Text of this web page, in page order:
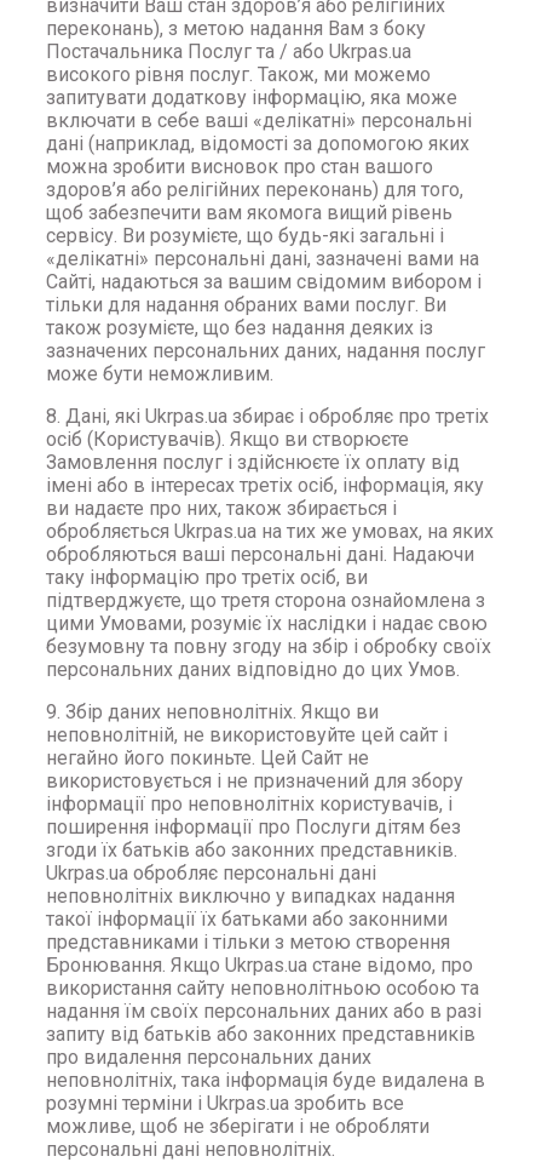
визначити Ваш стан здоров’я або релігійних
переконань), з метою надання Вам з боку
Постачальника Послуг та / або Ukrpas.ua
високого рівня послуг. Також, ми можемо
запитувати додаткову інформацію, яка може
включати в себе ваші «делікатні» персональні
дані (наприклад, відомості за допомогою яких
можна зробити висновок про стан вашого
здоров’я або релігійних переконань) для того,
щоб забезпечити вам якомога вищий рівень
сервісу. Ви розумієте, що будь-які загальні і
«делікатні» персональні дані, зазначені вами на
Сайті, надаються за вашим свідомим вибором і
тільки для надання обраних вами послуг. Ви
також розумієте, що без надання деяких із
зазначених персональних даних, надання послуг
може бути неможливим.
8. Дані, які Ukrpas.ua збирає і обробляє про третіх
осіб (Користувачів). Якщо ви створюєте
Замовлення послуг і здійснюєте їх оплату від
імені або в інтересах третіх осіб, інформація, яку
ви надаєте про них, також збирається і
обробляється Ukrpas.ua на тих же умовах, на яких
обробляються ваші персональні дані. Надаючи
таку інформацію про третіх осіб, ви
підтверджуєте, що третя сторона ознайомлена з
цими Умовами, розуміє їх наслідки і надає свою
безумовну та повну згоду на збір і обробку своїх
персональних даних відповідно до цих Умов.
9. Збір даних неповнолітніх. Якщо ви
неповнолітній, не використовуйте цей сайт і
негайно його покиньте. Цей Сайт не
використовується і не призначений для збору
інформації про неповнолітніх користувачів, і
поширення інформації про Послуги дітям без
згоди їх батьків або законних представників.
Ukrpas.ua обробляє персональні дані
неповнолітніх виключно у випадках надання
такої інформації їх батьками або законними
представниками і тільки з метою створення
Бронювання. Якщо Ukrpas.ua стане відомо, про
використання сайту неповнолітньою особою та
надання їм своїх персональних даних або в разі
запиту від батьків або законних представників
про видалення персональних даних
неповнолітніх, така інформація буде видалена в
розумні терміни і Ukrpas.ua зробить все
можливе, щоб не зберігати і не обробляти
персональні дані неповнолітніх.